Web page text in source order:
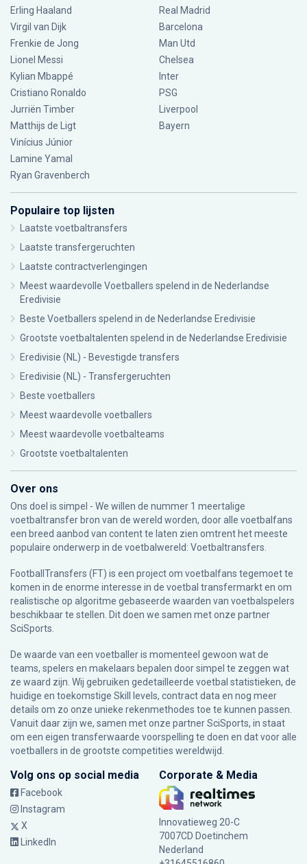
Erling Haaland
Virgil van Dijk
Frenkie de Jong
Lionel Messi
Kylian Mbappé
Cristiano Ronaldo
Jurriën Timber
Matthijs de Ligt
Vinícius Júnior
Lamine Yamal
Ryan Gravenberch
Real Madrid
Barcelona
Man Utd
Chelsea
Inter
PSG
Liverpool
Bayern
Populaire top lijsten
Laatste voetbaltransfers
Laatste transfergeruchten
Laatste contractverlengingen
Meest waardevolle Voetballers spelend in de Nederlandse
Eredivisie
Beste Voetballers spelend in de Nederlandse Eredivisie
Grootste voetbaltalenten spelend in de Nederlandse Eredivisie
Eredivisie (NL) - Bevestigde transfers
Eredivisie (NL) - Transfergeruchten
Beste voetballers
Meest waardevolle voetballers
Meest waardevolle voetbalteams
Grootste voetbaltalenten
Over ons
Ons doel is simpel - We willen de nummer 1 meertalige
voetbaltransfer bron van de wereld worden, door alle voetbalfans
een breed aanbod van content te laten zien omtrent het meeste
populaire onderwerp in de voetbalwereld: Voetbaltransfers.
FootballTransfers (FT) is een project om voetbalfans tegemoet te
komen in de enorme interesse in de voetbal transfermarkt en om
realistische op algoritme gebaseerde waarden van voetbalspelers
beschikbaar te stellen. Dit doen we samen met onze partner
SciSports
De waarde van een voetballer is momenteel gewoon wat de
teams, spelers en makelaars bepalen door simpel te zeggen wat
ze waard zijn. Wij gebruiken gedetailleerde voetbal statistieken, de
huidige en toekomstige Skill levels, contract data en nog meer
details om zo onze unieke rekenmethodes toe te kunnen passen.
Vanuit daar zijn we, samen met onze partner SciSports, in staat
om een eigen transferwaarde voorspelling te doen en dat voor alle
voetballers in de grootste competities wereldwijd.
Volg ons op social media
Facebook
Instagram
X
LinkedIn
Corporate & Media
Innovatieweg 20-C
7007CD Doetinchem
Nederland